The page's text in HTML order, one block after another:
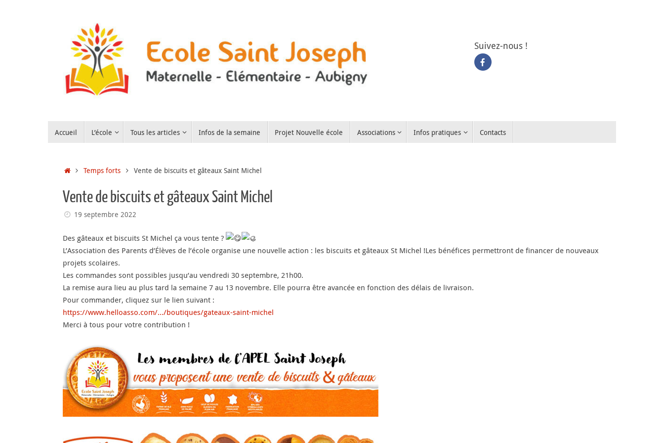
Suivez-nous !
Accueil L’école Tous les articles Infos de la semaine Projet Nouvelle école Associations Infos pratiques Contacts
Accueil
Temps forts Vente de biscuits et gâteaux Saint Michel
Vente de biscuits et gâteaux Saint Michel
19 septembre 2022
Des gâteaux et biscuits St Michel ça vous tente ?
L’Association des Parents d’Élèves de l’école organise une nouvelle action : les biscuits et gâteaux St Michel !Les bénéfices permettront de financer de nouveaux
projets scolaires.
Les commandes sont possibles jusqu’au vendredi 30 septembre, 21h00.
La remise aura lieu au plus tard la semaine 7 au 13 novembre. Elle pourra être avancée en fonction des délais de livraison.
Pour commander, cliquez sur le lien suivant :
https://www.helloasso.com/…/boutiques/gateaux-saint-michel
Merci à tous pour votre contribution !